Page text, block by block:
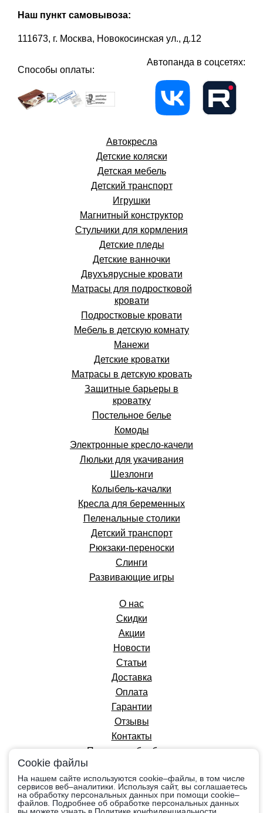
Наш пункт самовывоза:
111673, г. Москва, Новокосинская ул., д.12
Способы оплаты:
Автопанда в соцсетях:
Автокресла
Детские коляски
Детская мебель
Детский транспорт
Игрушки
Магнитный конструктор
Стульчики для кормления
Детские пледы
Детские ванночки
Двухъярусные кровати
Матрасы для подростковой
кровати
Подростковые кровати
Мебель в детскую комнату
Манежи
Детские кроватки
Матрасы в детскую кровать
Защитные барьеры в
кроватку
Постельное белье
Комоды
Электронные кресло-качели
Люльки для укачивания
Шезлонги
Колыбель-качалки
Кресла для беременных
Пеленальные столики
Детский транспорт
Рюкзаки-переноски
Слинги
Развивающие игры
О нас
Скидки
Акции
Новости
Статьи
Доставка
Оплата
Гарантии
Отзывы
Контакты
Политика обработки
персональных данных
Вся информация на сайте приведена в
Cookie файлы
На нашем сайте используются cookie–файлы, в том числе
сервисов веб–аналитики. Используя сайт, вы соглашаетесь
на обработку персональных данных при помощи cookie–
файлов. Подробнее об обработке персональных данных